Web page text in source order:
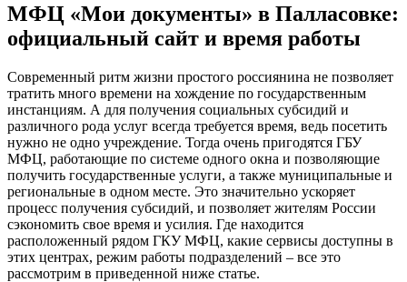
МФЦ «Мои документы» в Палласовке:
официальный сайт и время работы
Современный ритм жизни простого россиянина не позволяет
тратить много времени на хождение по государственным
инстанциям. А для получения социальных субсидий и
различного рода услуг всегда требуется время, ведь посетить
нужно не одно учреждение. Тогда очень пригодятся ГБУ
МФЦ, работающие по системе одного окна и позволяющие
получить государственные услуги, а также муниципальные и
региональные в одном месте. Это значительно ускоряет
процесс получения субсидий, и позволяет жителям России
сэкономить свое время и усилия. Где находится
расположенный рядом ГКУ МФЦ, какие сервисы доступны в
этих центрах, режим работы подразделений – все это
рассмотрим в приведенной ниже статье.